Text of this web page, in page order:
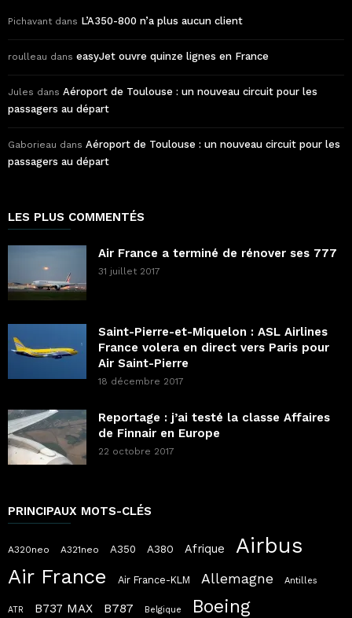
Pichavant dans L’A350-800 n’a plus aucun client
roulleau dans easyJet ouvre quinze lignes en France
Jules dans Aéroport de Toulouse : un nouveau circuit pour les
passagers au départ
Gaborieau dans Aéroport de Toulouse : un nouveau circuit pour les
passagers au départ
LES PLUS COMMENTÉS
Air France a terminé de rénover ses 777
31 juillet 2017
Saint-Pierre-et-Miquelon : ASL Airlines
France volera en direct vers Paris pour
Air Saint-Pierre
18 décembre 2017
Reportage : j’ai testé la classe Affaires
de Finnair en Europe
22 octobre 2017
PRINCIPAUX MOTS-CLÉS
A320neo A321neo A350 A380 Afrique Airbus
Air France Air France-KLM Allemagne Antilles
ATR B737 MAX B787 Belgique Boeing